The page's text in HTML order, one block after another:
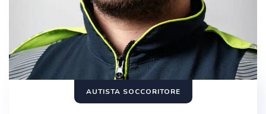
AUTISTA SOCCORITORE